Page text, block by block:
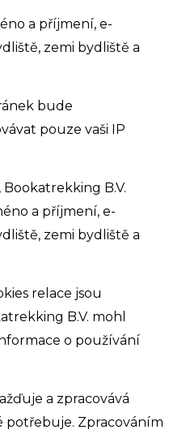
a příjmení, e-
zemi bydliště a
bude
pouze vaši IP
B.V.
a příjmení, e-
zemi bydliště a
relace jsou
B.V. mohl
o používání
a zpracovává
potřebuje. Zpracováním